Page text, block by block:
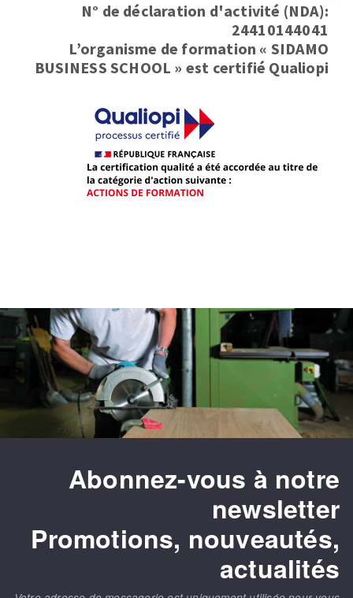
N° de déclaration d'activité (NDA):
24410144041
L’organisme de formation « SIDAMO
BUSINESS SCHOOL » est certifié Qualiopi
Abonnez-vous à notre
newsletter
Promotions, nouveautés,
actualités